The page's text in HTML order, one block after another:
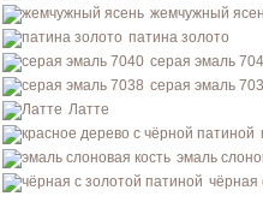
жемчужный
патина золото
серая эмаль
серая эмаль
Латте
эмаль
чёрная